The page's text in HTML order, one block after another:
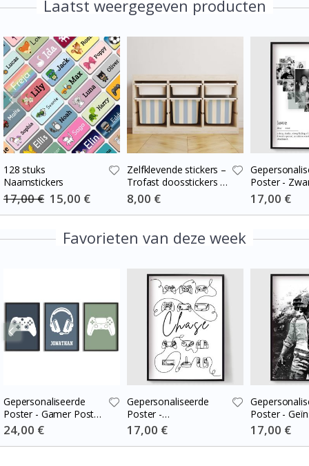
Laatst weergegeven producten
128 stuks
Naamstickers
17,00 € Special
Price
15,00 €
Zelfklevende stickers –
Trofast doosstickers /
Kies maat / Stripes
blue-cream
Special
Price
8,00 €
Poster -
Hart
Special
Price
17,00 €
Favorieten van deze week
Gepersonaliseerde
Poster - Gamer Poster
met Naam en
Controller - Set van 3
Special
Price
24,00 €
Gepersonaliseerde
Poster -
Gamecontrollers met
Naam
Special
Price
17,00 €
Poster -
door
Naam
Special
Price
17,00 €